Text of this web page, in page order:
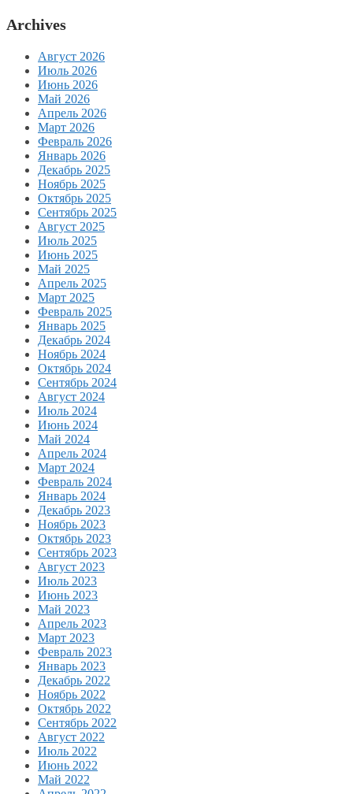
Archives
Август 2026
Июль 2026
Июнь 2026
Май 2026
Апрель 2026
Март 2026
Февраль 2026
Январь 2026
Декабрь 2025
Ноябрь 2025
Октябрь 2025
Сентябрь 2025
Август 2025
Июль 2025
Июнь 2025
Май 2025
Апрель 2025
Март 2025
Февраль 2025
Январь 2025
Декабрь 2024
Ноябрь 2024
Октябрь 2024
Сентябрь 2024
Август 2024
Июль 2024
Июнь 2024
Май 2024
Апрель 2024
Март 2024
Февраль 2024
Январь 2024
Декабрь 2023
Ноябрь 2023
Октябрь 2023
Сентябрь 2023
Август 2023
Июль 2023
Июнь 2023
Май 2023
Апрель 2023
Март 2023
Февраль 2023
Январь 2023
Декабрь 2022
Ноябрь 2022
Октябрь 2022
Сентябрь 2022
Август 2022
Июль 2022
Июнь 2022
Май 2022